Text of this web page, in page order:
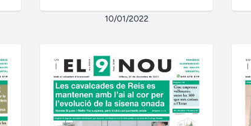
10/01/2022